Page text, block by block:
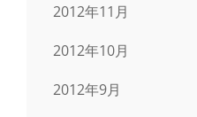
2012年11月
2012年10月
2012年9月